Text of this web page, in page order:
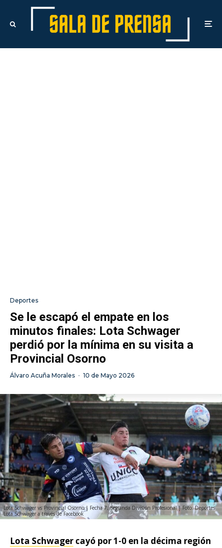
Deportes
Se le escapó el empate en los
minutos finales: Lota Schwager
perdió por la mínima en su visita a
Provincial Osorno
Álvaro Acuña Morales · 10 de Mayo 2026
Lota Schwager vs Provincial Osorno | Fecha 7, Segunda División Profesional | Foto: Deportes
Lota Schwager a través de Facebook
Lota Schwager cayó por 1-0 en la décima región